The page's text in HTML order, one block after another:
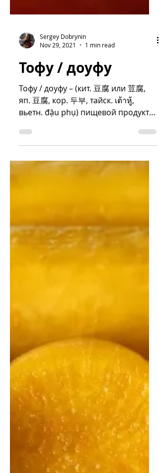
Sergey Dobrynin
Nov 29, 2021
1 min read
Тофу / доуфу
Тофу / доуфу – (кит. 豆腐 или 荳腐,
яп. 豆腐, кор. 두부, тайск. เต้าหู้,
вьетн. đậu phụ) пищевой продукт
из свернувшегося соевого